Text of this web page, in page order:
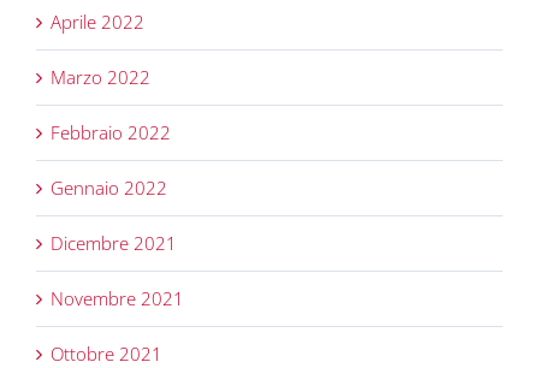
Aprile 2022
Marzo 2022
Febbraio 2022
Gennaio 2022
Dicembre 2021
Novembre 2021
Ottobre 2021